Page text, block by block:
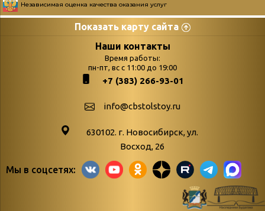
Независимая оценка качества оказания услуг
Показать карту сайта
Страницы
podvedenie-itogov-festivalya-
paskhalnaya-palitra
Библионочь – как ярмарка точь-в-
поступлений
Война. Народ.
живые»
«Мне всё
Наши контакты
Время работы:
пн-пт, вс с 11:00 до 19:00
+7 (383) 266-93-01
info@cbstolstoy.ru
630102. г. Новосибирск, ул.
Восход, 26
Мы в соцсетях: